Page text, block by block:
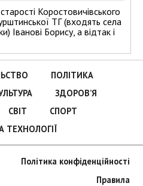
Коростовичівського
ТГ (входять села
Іванові Борису, а відтак і
ПОЛІТИКА
ЗДОРОВ’Я
СВІТ
СПОРТ
ТЕХНОЛОГІЇ
Політика конфіденційності
Правила